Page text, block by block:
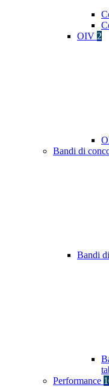
OIV 2
Bandi di
Bandi
Performance